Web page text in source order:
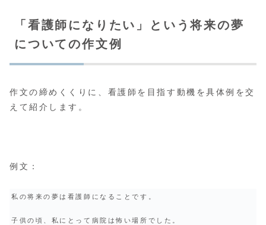
「看護師になりたい」という将来の夢
についての作文例
作文の締めくくりに、看護師を目指す動機を具体例を交
えて紹介します。
例文：
私の将来の夢は看護師になることです。
子供の頃、私にとって病院は怖い場所でした。